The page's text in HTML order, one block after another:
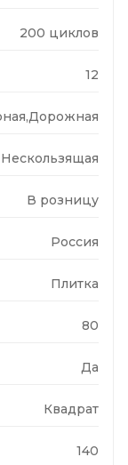
200 циклов
12
Нескользящая
В розницу
Россия
Плитка
80
Да
Квадрат
140